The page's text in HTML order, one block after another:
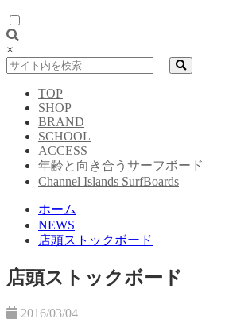
×
TOP
SHOP
BRAND
SCHOOL
ACCESS
年齢と向き合うサーフボード
Channel Islands SurfBoards
ホーム
NEWS
店頭ストックボード
店頭ストックボード
2016/03/04